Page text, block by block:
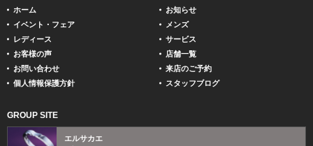
ホーム
お知らせ
イベント・フェア
メンズ
レディース
サービス
お客様の声
店舗一覧
お問い合わせ
来店のご予約
個人情報保護方針
スタッフブログ
GROUP SITE
エルサカエ